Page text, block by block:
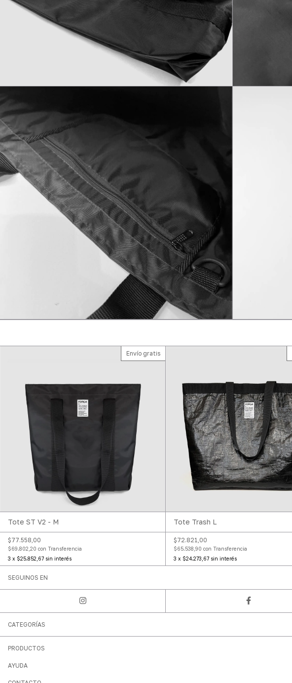
Envío gratis
Tote ST V2 - M
$77.558,00
$69.802,20 con Transferencia
3 x $25.852,67 sin interés
Tote Trash L
$72.821,00
$65.538,90 con Transferencia
3 x $24.273,67 sin interés
SEGUINOS EN
CATEGORÍAS
PRODUCTOS
AYUDA